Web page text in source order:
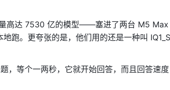
高达 7530 亿的模型——塞进了两台 M5 Max
跑。更夸张的是，他们用的还是一种叫 IQ1_S
，等个一两秒，它就开始回答，而且回答速度